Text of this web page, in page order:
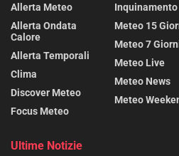
Allerta Meteo
Allerta Ondata
Calore
Allerta Temporali
Clima
Discover Meteo
Focus Meteo
Meteo 15
Meteo 7
Meteo Live
Meteo News
Meteo
Ultime Notizie